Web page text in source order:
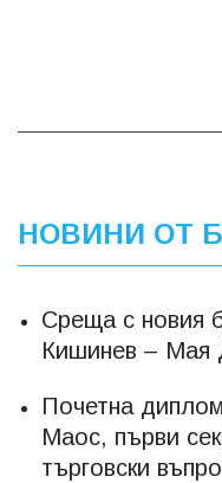
НОВИНИ ОТ
Среща с новия
Кишинев – Мая
Почетна
Маос, първи
търговски